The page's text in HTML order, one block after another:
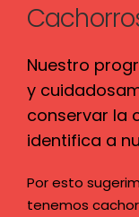
Nuestro
y
conservar la
identifica a
Por esto
tenemos